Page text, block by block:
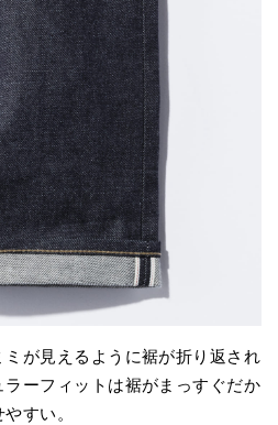
が見えるように裾が折り返され
ーフィットは裾がまっすぐだか
すい。